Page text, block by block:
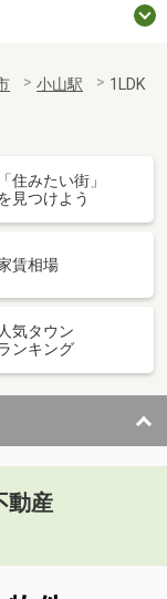
小山駅 1LDK
「住みたい街」
見つけよう
賃相場
人気タウン
ンキング
動産